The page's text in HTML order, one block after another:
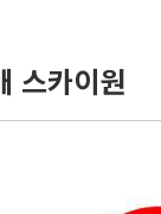
스카이원